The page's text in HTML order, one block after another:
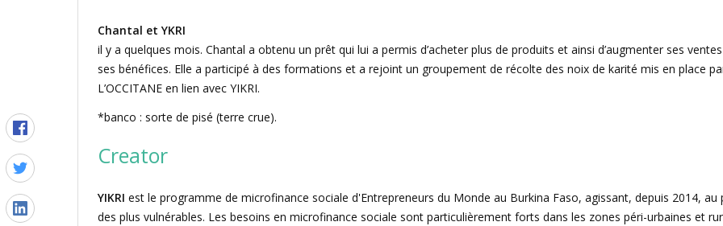
Chantal et YKRI
il y a quelques mois. Chantal a obtenu un prêt qui lui a permis d’acheter plus de produits et ainsi d’augmenter ses
ses bénéfices. Elle a participé à des formations et a rejoint un groupement de récolte des noix de karité mis en place
L’OCCITANE en lien avec YIKRI.
*banco : sorte de pisé (terre crue).
Creator
YIKRI est le programme de microfinance sociale d'Entrepreneurs du Monde au Burkina Faso, agissant, depuis 2014, au
des plus vulnérables. Les besoins en microfinance sociale sont particulièrement forts dans les zones péri-urbaines et